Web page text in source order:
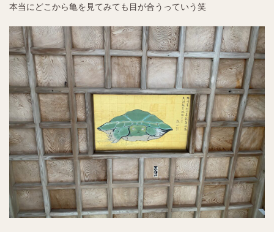
本当にどこから亀を見てみても目が合うっていう笑